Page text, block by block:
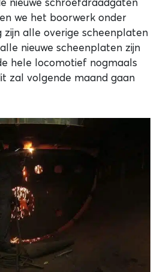
we het boorwerk onder
alle overige scheenplaten
nieuwe scheenplaten zijn
hele locomotief nogmaals
zal volgende maand gaan